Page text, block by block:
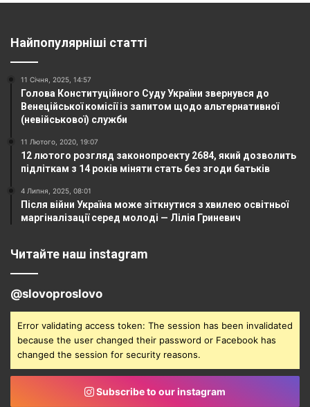
Найпопулярніші статті
11 Січня, 2025, 14:57
Голова Конституційного Суду України звернувся до
Венеційської комісії із запитом щодо альтернативної
(невійськової) служби
11 Лютого, 2020, 19:07
12 лютого розгляд законопроекту 2684, який дозволить
підліткам з 14 років міняти стать без згоди батьків
4 Липня, 2025, 08:01
Після війни Україна може зіткнутися з хвилею освітньої
маргіналізації серед молоді — Лілія Гриневич
Читайте наш instagram
@slovoproslovo
Error validating access token: The session has been invalidated
because the user changed their password or Facebook has
changed the session for security reasons.
Subscribe to our instagram